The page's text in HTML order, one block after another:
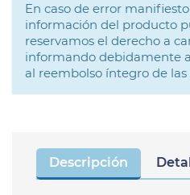
En caso de error
información del producto
reservamos el derecho a
informando debidamente
al reembolso íntegro de
Descripción